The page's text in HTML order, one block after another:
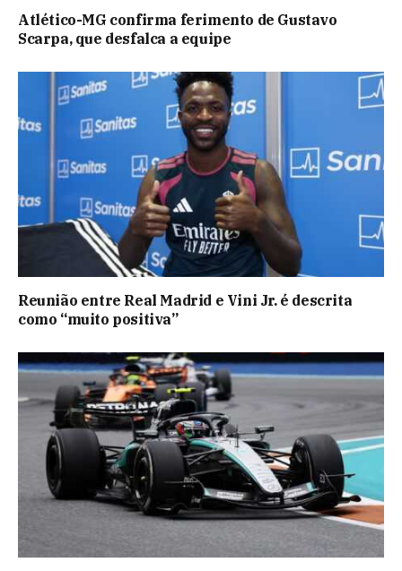
Atlético-MG confirma ferimento de Gustavo
Scarpa, que desfalca a equipe
Reunião entre Real Madrid e Vini Jr. é descrita
como “muito positiva”